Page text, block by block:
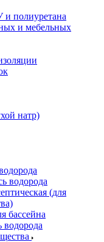
полиуретана
и мебельных
натр)
водорода
(для
бассейна
водорода